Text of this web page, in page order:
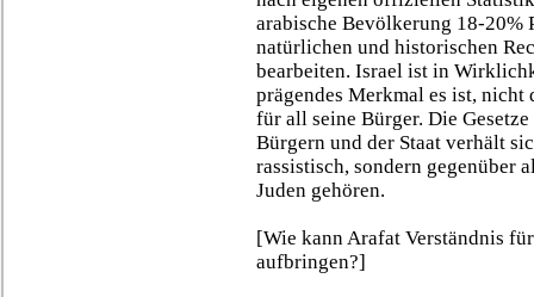
arabische Bevölkerung 18-20%
natürlichen und historischen
bearbeiten. Israel ist in
prägendes Merkmal es ist, nicht
für all seine Bürger. Die
Bürgern und der Staat verhält
rassistisch, sondern gegenüber
Juden gehören.
[Wie kann Arafat Verständnis
aufbringen?]